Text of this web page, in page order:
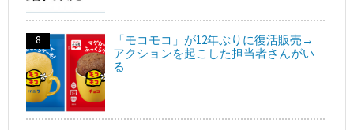
「モコモコ」が12年ぶりに復活販売→
アクションを起こした担当者さんがい
る